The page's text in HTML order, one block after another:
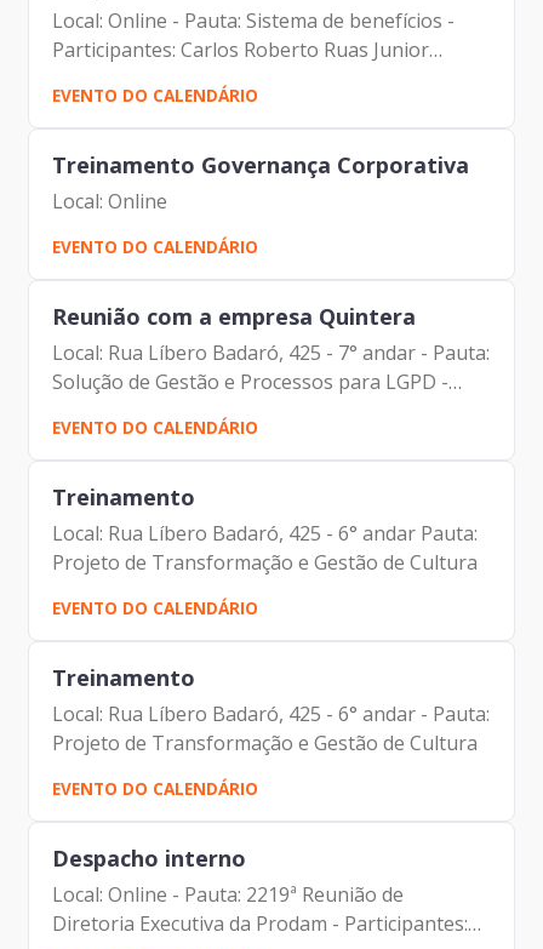
Local: Online - Pauta: Sistema de benefícios -
Participantes: Carlos Roberto Ruas Junior
(Diretor de Inovação e Arquitetura
Organizacional) Claudio Aparecido Martins
(Gerente de Desenvolvimento e...
EVENTO DO CALENDÁRIO
Treinamento Governança Corporativa
Local: Online
EVENTO DO CALENDÁRIO
Reunião com a empresa Quintera
Local: Rua Líbero Badaró, 425 - 7° andar - Pauta:
Solução de Gestão e Processos para LGPD -
Participantes: Carolina Magnani Hiromoto
(Assessora Jurídica da Presidência e DPO)
Edgard Mitre (Emx...
EVENTO DO CALENDÁRIO
Treinamento
Local: Rua Líbero Badaró, 425 - 6° andar Pauta:
Projeto de Transformação e Gestão de Cultura
EVENTO DO CALENDÁRIO
Treinamento
Local: Rua Líbero Badaró, 425 - 6° andar - Pauta:
Projeto de Transformação e Gestão de Cultura
EVENTO DO CALENDÁRIO
Despacho interno
Local: Online - Pauta: 2219ª Reunião de
Diretoria Executiva da Prodam - Participantes: